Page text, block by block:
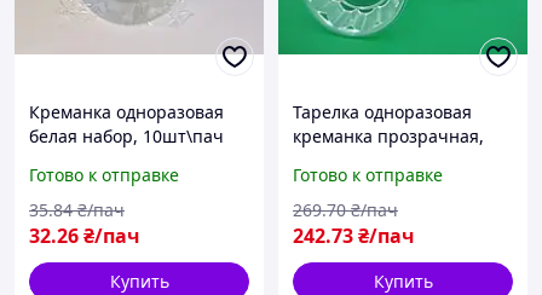
Креманка одноразовая
белая набор, 10шт\пач
Готово к отправке
32.26₴/пач
35.84 ₴/пач
Купить
Тарелка одноразовая
креманка прозрачная,
Готово к отправке
242.73₴/пач
269.70 ₴/пач
Купить